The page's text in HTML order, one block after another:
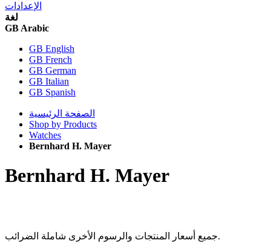
الإعدادات
لغة
GB Arabic
GB English
GB French
GB German
GB Italian
GB Spanish
الصفحة الرئيسية
Shop by Products
Watches
Bernhard H. Mayer
Bernhard H. Mayer
جميع أسعار المنتجات والرسوم الأخرى شاملة الضرائب.